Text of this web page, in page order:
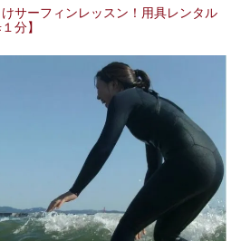
泉としての「絶景日帰り温泉 龍宮殿本館
本館）」と、旅館としての「箱根 芦ノ湖畔
（以下、龍宮殿）」の両方の魅力をたっぷ
！
、九頭龍神社、白龍神社、箱根元宮と箱根の
まれたパワースポットです。
社西武・プリンスホテルズワールドワイド
芦ノ湖畔蛸川温泉 龍宮殿のPR記事です。
けサーフィンレッスン！用具レンタル
分】